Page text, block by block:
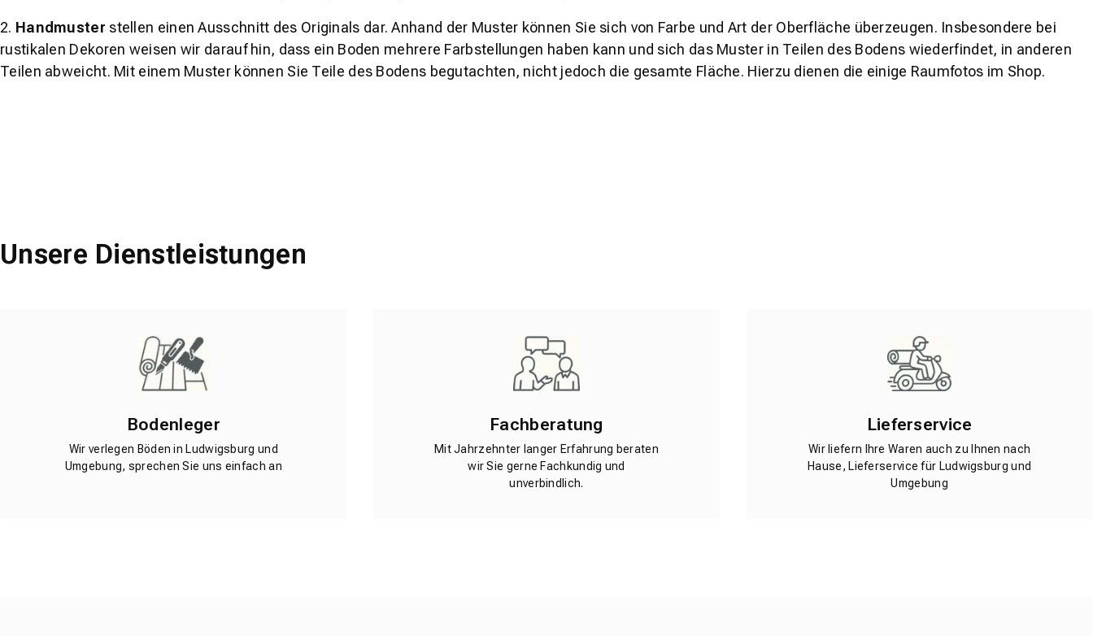
2. Handmuster stellen einen Ausschnitt des Originals dar. Anhand der Muster können Sie sich von Farbe und Art der Oberfläche überzeugen. Insbesondere bei
rustikalen Dekoren weisen wir darauf hin, dass ein Boden mehrere Farbstellungen haben kann und sich das Muster in Teilen des Bodens wiederfindet, in anderen
Teilen abweicht. Mit einem Muster können Sie Teile des Bodens begutachten, nicht jedoch die gesamte Fläche. Hierzu dienen die einige Raumfotos im Shop.
Unsere Dienstleistungen
Bodenleger
Wir verlegen Böden in Ludwigsburg und
Umgebung, sprechen Sie uns einfach an
Fachberatung
Mit Jahrzehnter langer Erfahrung beraten
wir Sie gerne Fachkundig und
unverbindlich.
Lieferservice
Wir liefern Ihre Waren auch zu Ihnen nach
Hause, Lieferservice für Ludwigsburg und
Umgebung